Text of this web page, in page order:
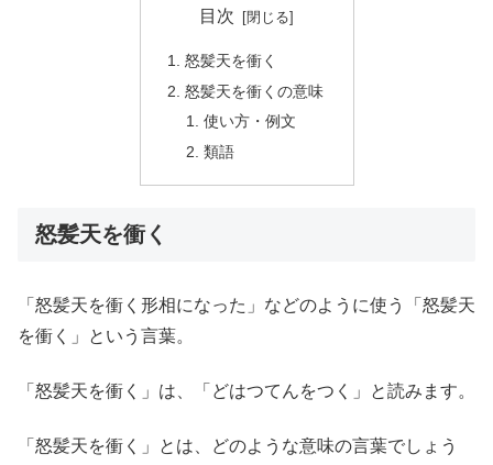
目次
怒髪天を衝く
怒髪天を衝くの意味
使い方・例文
類語
怒髪天を衝く
「怒髪天を衝く形相になった」などのように使う「怒髪天
を衝く」という言葉。
「怒髪天を衝く」は、「どはつてんをつく」と読みます。
「怒髪天を衝く」とは、どのような意味の言葉でしょう